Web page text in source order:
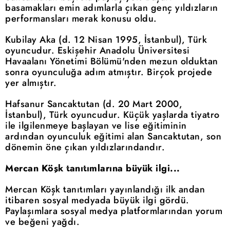
basamakları emin adımlarla çıkan genç yıldızların
performansları merak konusu oldu.
Kubilay Aka (d. 12 Nisan 1995, İstanbul), Türk
oyuncudur. Eskişehir Anadolu Üniversitesi
Havaalanı Yönetimi Bölümü'nden mezun olduktan
sonra oyunculuğa adım atmıştır. Birçok projede
yer almıştır.
Hafsanur Sancaktutan (d. 20 Mart 2000,
İstanbul), Türk oyuncudur. Küçük yaşlarda tiyatro
ile ilgilenmeye başlayan ve lise eğitiminin
ardından oyunculuk eğitimi alan Sancaktutan, son
dönemin öne çıkan yıldızlarındandır.
Mercan Köşk tanıtımlarına büyük ilgi...
Mercan Köşk tanıtımları yayınlandığı ilk andan
itibaren sosyal medyada büyük ilgi gördü.
Paylaşımlara sosyal medya platformlarından yorum
ve beğeni yağdı.